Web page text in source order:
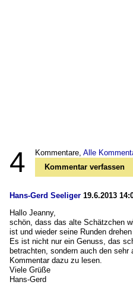
4 Kommentare, Alle
Kommentar verfassen
Hans-Gerd Seeliger 19.6.2013
Hallo Jeanny,
schön, dass das alte Schätzchen
ist und wieder seine Runden
Es ist nicht nur ein Genuss, das
betrachten, sondern auch den
Kommentar dazu zu lesen.
Viele Grüße
Hans-Gerd